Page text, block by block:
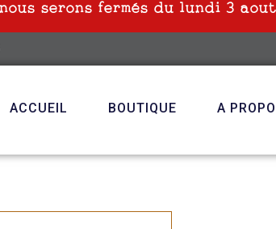
serons fermés du lundi 3
ACCUEIL BOUTIQUE A